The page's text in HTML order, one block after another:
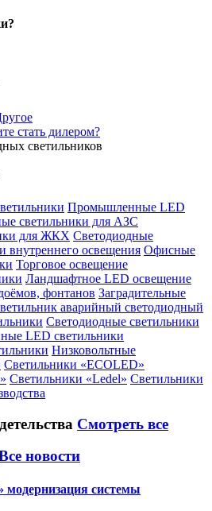
стать дилером?
светильников
Промышленные LED
светильники для АЗС
для ЖКХ Светодиодные
внутреннего освещения Офисные
Торговое освещение
Ландшафтное LED освещение
фонтанов Заградительные
аварийный светодиодный
Светодиодные светильники
LED светильники
Низковольтные
Светильники «ECOLED»
Светильники «Ledel» Светильники
Смотреть все
новости
системы